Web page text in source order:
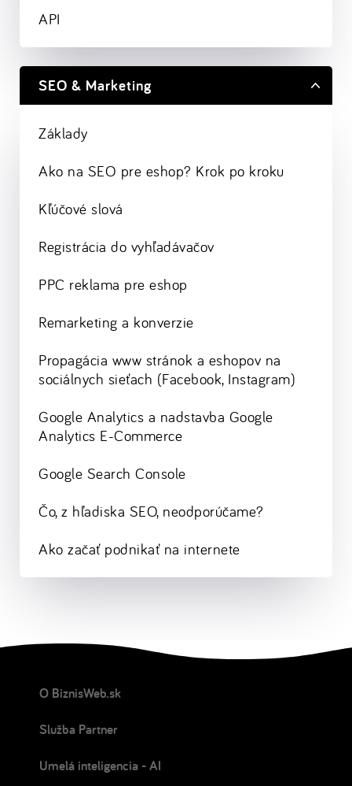
API
SEO & Marketing
Základy
Ako na SEO pre eshop? Krok po kroku
Kľúčové slová
Registrácia do vyhľadávačov
PPC reklama pre eshop
Remarketing a konverzie
Propagácia www stránok a eshopov na
sociálnych sieťach (Facebook, Instagram)
Google Analytics a nadstavba Google
Analytics E-Commerce
Google Search Console
Čo, z hľadiska SEO, neodporúčame?
Ako začať podnikať na internete
O BiznisWeb.sk
Služba Partner
Umelá inteligencia - AI